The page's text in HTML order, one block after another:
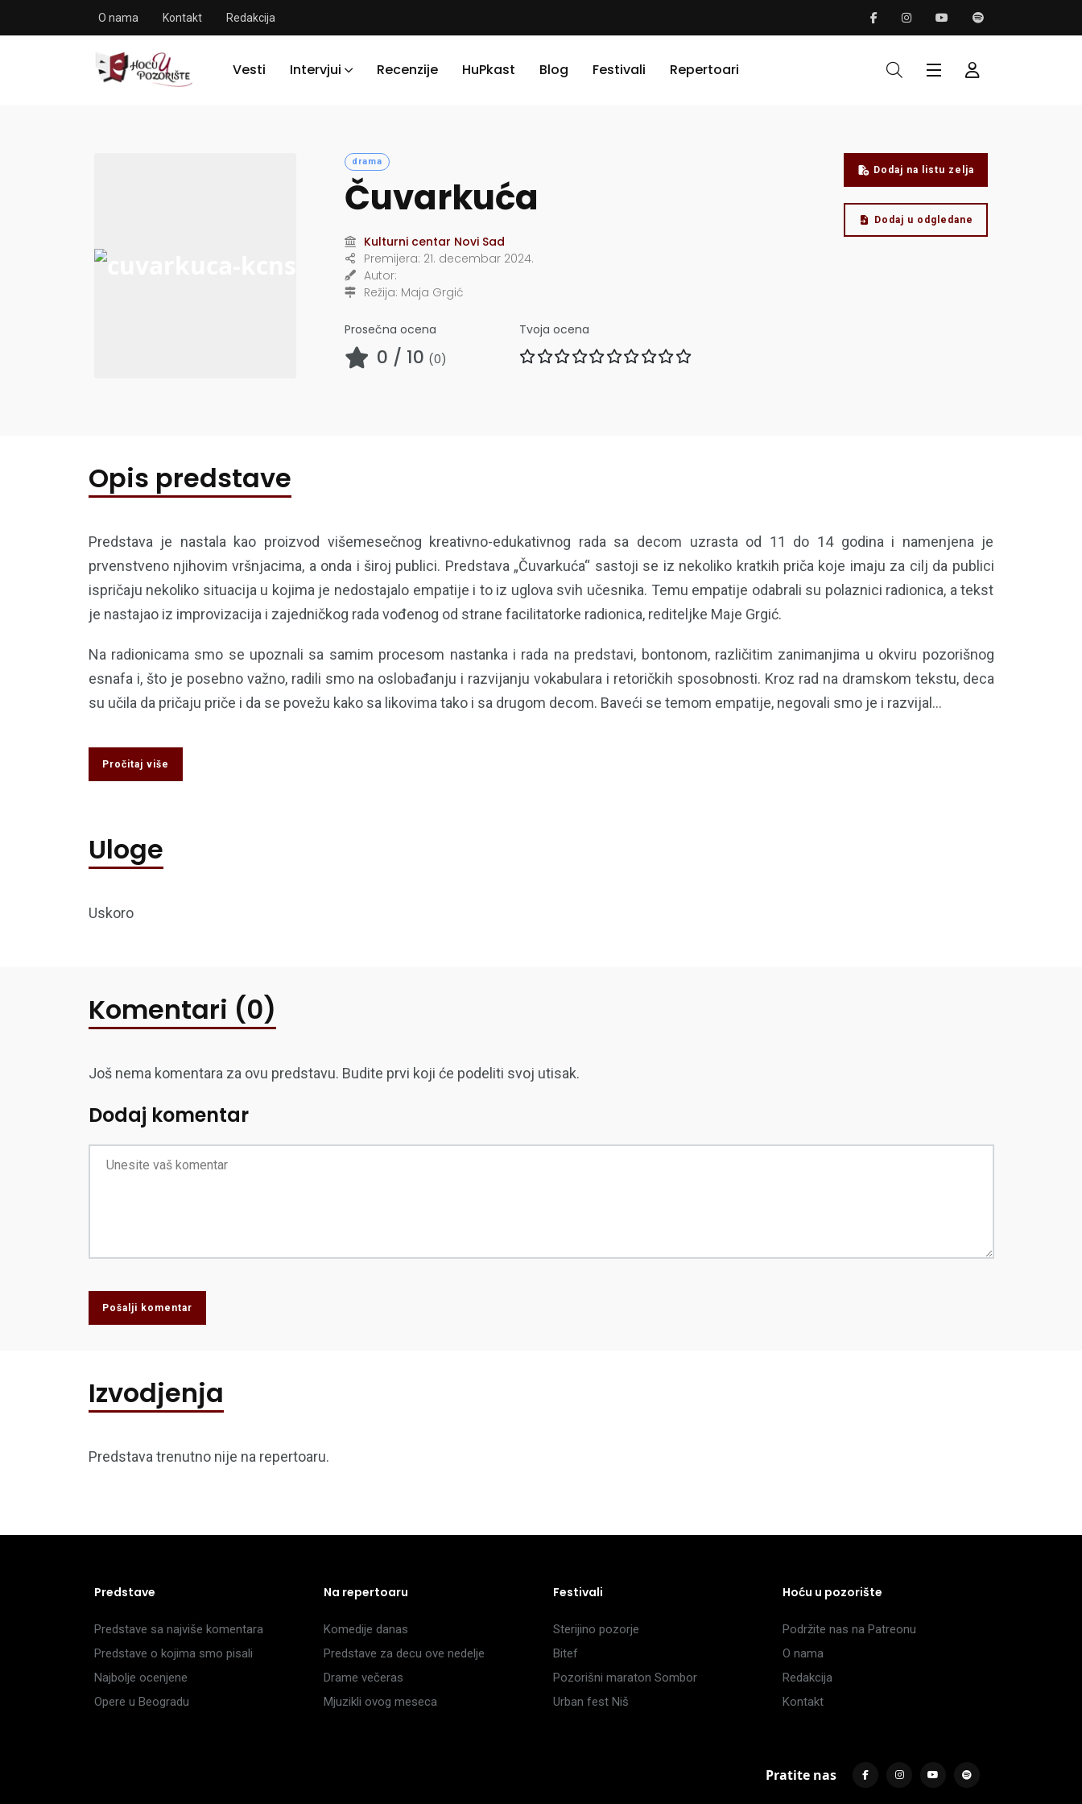
O nama Kontakt Redakcija
Vesti Intervjui Recenzije HuPkast Blog Festivali Repertoari
drama
Čuvarkuća
Kulturni centar Novi Sad
Premijera: 21. decembar 2024.
Autor:
Režija: Maja Grgić
Prosečna ocena
0 / 10 (0)
Tvoja ocena
Dodaj na listu zelja
Dodaj u odgledane
Opis predstave
Predstava je nastala kao proizvod višemesečnog kreativno-edukativnog rada sa decom uzrasta od 11 do 14 godina i namenjena je
prvenstveno njihovim vršnjacima, a onda i široj publici. Predstava „Čuvarkuća“ sastoji se iz nekoliko kratkih priča koje imaju za cilj da publici
ispričaju nekoliko situacija u kojima je nedostajalo empatije i to iz uglova svih učesnika. Temu empatije odabrali su polaznici radionica, a tekst
je nastajao iz improvizacija i zajedničkog rada vođenog od strane facilitatorke radionica, rediteljke Maje Grgić.
Na radionicama smo se upoznali sa samim procesom nastanka i rada na predstavi, bontonom, različitim zanimanjima u okviru pozorišnog
esnafa i, što je posebno važno, radili smo na oslobađanju i razvijanju vokabulara i retoričkih sposobnosti. Kroz rad na dramskom tekstu, deca
su učila da pričaju priče i da se povežu kako sa likovima tako i sa drugom decom. Baveći se temom empatije, negovali smo je i razvijal...
Pročitaj više
Uloge
Uskoro
Komentari (0)
Još nema komentara za ovu predstavu. Budite prvi koji će podeliti svoj utisak.
Dodaj komentar
Pošalji komentar
Izvodjenja
Predstava trenutno nije na repertoaru.
Predstave
Predstave sa najviše komentara
Predstave o kojima smo pisali
Najbolje ocenjene
Opere u Beogradu
Na repertoaru
Komedije danas
Predstave za decu ove nedelje
Drame večeras
Mjuzikli ovog meseca
Festivali
Sterijino pozorje
Bitef
Pozorišni maraton Sombor
Urban fest Niš
Hoću u pozorište
Podržite nas na Patreonu
O nama
Redakcija
Kontakt
Pratite nas